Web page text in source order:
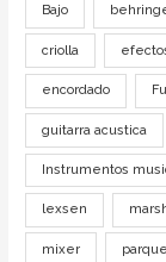
Bajo
criolla
encordado
guitarra acustica
Instrumentos
lexsen
mixer